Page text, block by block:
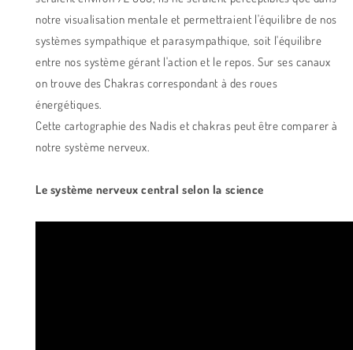
notre visualisation mentale et permettraient l'équilibre de nos
systèmes sympathique et parasympathique, soit l'équilibre
entre nos système gérant l'action et le repos. Sur ses canaux
on trouve des Chakras correspondant à des roues
énergétiques.
Cette cartographie des Nadis et chakras peut être comparer à
notre système nerveux.
Le système nerveux central selon la science